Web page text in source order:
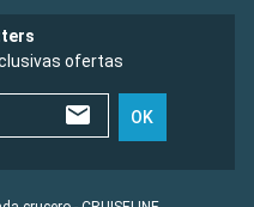
ofertas
OK